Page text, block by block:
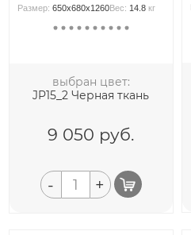
Размер:650x680x1260Вес: 14.8 кг
выбран цвет:
JP15_2 Черная ткань
9 050 руб.
- +